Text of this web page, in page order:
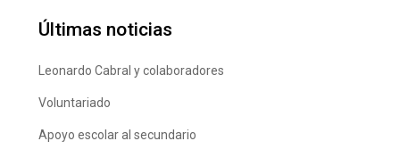
Últimas noticias
Leonardo Cabral y colaboradores
Voluntariado
Apoyo escolar al secundario